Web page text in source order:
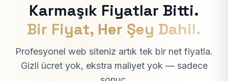
Karmaşık Fiyatlar Bitti.
Bir Fiyat, Her Şey Dahil.
Profesyonel web siteniz artık tek bir net fiyatla.
Gizli ücret yok, ekstra maliyet yok — sadece